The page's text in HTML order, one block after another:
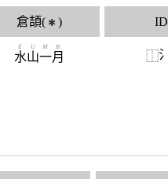
倉頡( ✱ )
水
E
山
U
一
M
月
B
⿰